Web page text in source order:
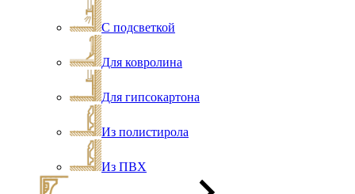
С подсветкой
Для ковролина
Для гипсокартона
Из полистирола
Из ПВХ